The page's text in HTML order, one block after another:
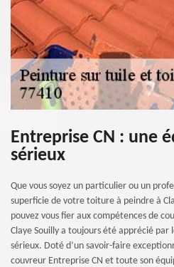
Entreprise CN : une
sérieux
Que vous soyez un particulier ou un
superficie de votre toiture à peindre à
pouvez vous fier aux compétences de
Claye Souilly a toujours été apprécié
sérieux. Doté d’un savoir-faire
couvreur Entreprise CN et toute son